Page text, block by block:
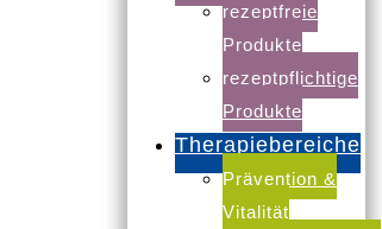
rezeptfreie
Produkte
rezeptpflichtige
Produkte
Therapiebereiche
Prävention &
Vitalität